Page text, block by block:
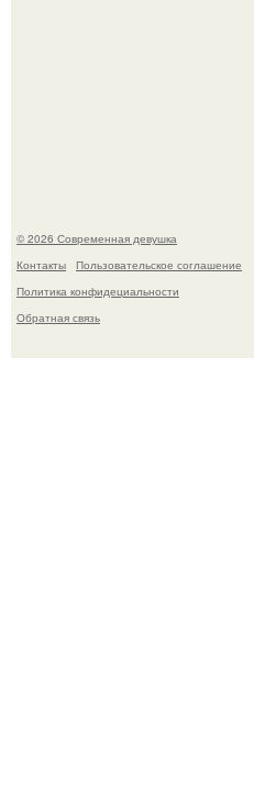
© 2026 Современная девушка
Контакты
Пользовательское соглашение
Политика конфидециальности
Обратная связь